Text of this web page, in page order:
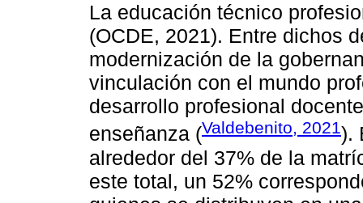
La educación técnico
(OCDE, 2021). Entre dichos
modernización de la
vinculación con el mundo
desarrollo profesional
enseñanza (Valdebenito, 2021).
alrededor del 37% de la
este total, un 52%